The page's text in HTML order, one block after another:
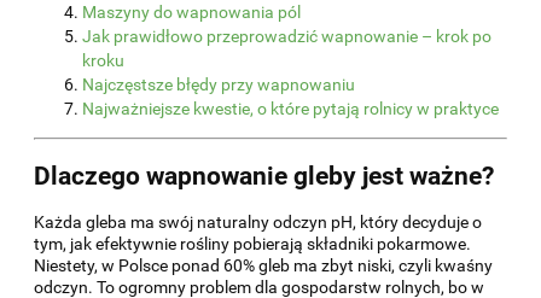
Maszyny do wapnowania pól
Jak prawidłowo przeprowadzić wapnowanie – krok po
kroku
Najczęstsze błędy przy wapnowaniu
Najważniejsze kwestie, o które pytają rolnicy w praktyce
Dlaczego wapnowanie gleby jest ważne?
Każda gleba ma swój naturalny odczyn pH, który decyduje o
tym, jak efektywnie rośliny pobierają składniki pokarmowe.
Niestety, w Polsce ponad 60% gleb ma zbyt niski, czyli kwaśny
odczyn. To ogromny problem dla gospodarstw rolnych, bo w